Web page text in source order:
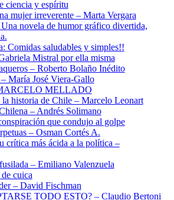
ciencia y espíritu
mujer irreverente – Marta Vergara
novela de humor gráfico divertida,
Comidas saludables y simples!!
Mistral por ella misma
– Roberto Bolaño Inédito
María José Viera-Gallo
MELLADO
historia de Chile – Marcelo Leonart
– Andrés Solimano
que condujo al golpe
– Osman Cortés A.
crítica más ácida a la política –
– Emiliano Valenzuela
cuica
– David Fischman
TODO ESTO? – Claudio Bertoni